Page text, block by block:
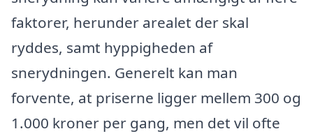
faktorer, herunder arealet der skal
ryddes, samt hyppigheden af
snerydningen. Generelt kan man
forvente, at priserne ligger mellem 300 og
1.000 kroner per gang, men det vil ofte